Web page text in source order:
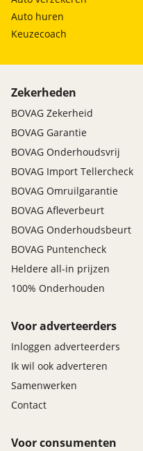
Auto huren
Keuzecoach
Zekerheden
BOVAG Zekerheid
BOVAG Garantie
BOVAG Onderhoudsvrij
BOVAG Import Tellercheck
BOVAG Omruilgarantie
BOVAG Afleverbeurt
BOVAG Onderhoudsbeurt
BOVAG Puntencheck
Heldere all-in prijzen
100% Onderhouden
Voor adverteerders
Inloggen adverteerders
Ik wil ook adverteren
Samenwerken
Contact
Voor consumenten